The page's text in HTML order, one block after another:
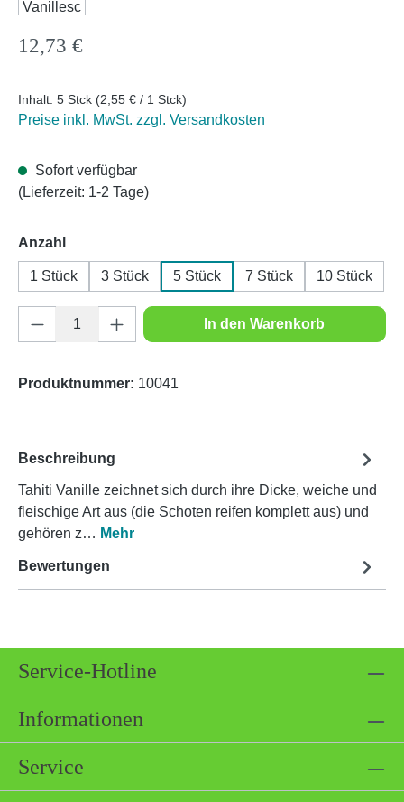
Regulärer Preis:
12,73 €
Inhalt: 5 Stck (2,55 € / 1 Stck)
Preise inkl. MwSt. zzgl. Versandkosten
Sofort verfügbar
(Lieferzeit: 1-2 Tage)
Anzahl auswählen
1 Stück 3 Stück 5 Stück 7 Stück 10 Stück
Produkt Anzahl: Gib den gewünschten
In den Warenkorb
Produktnummer: 10041
Beschreibung
Tahiti Vanille zeichnet sich durch ihre Dicke, weiche und
fleischige Art aus (die Schoten reifen komplett aus) und
gehören z… Mehr
Bewertungen
Service-Hotline
Informationen
Service